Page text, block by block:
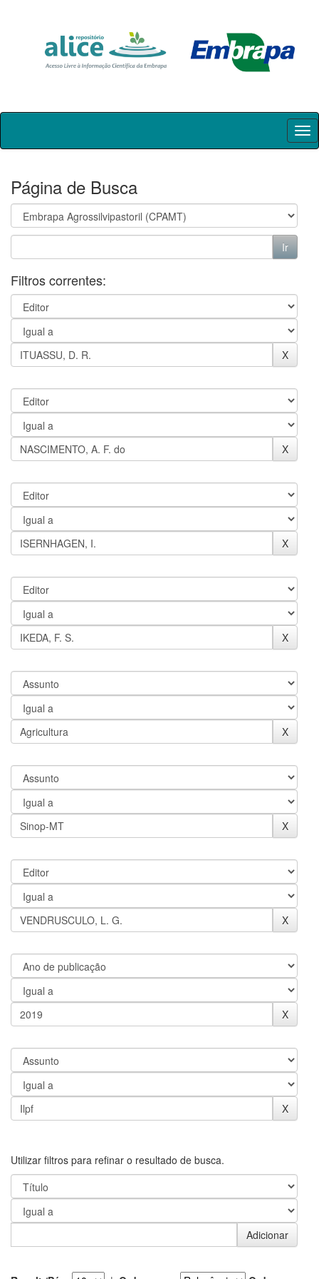
Skip
Página de Busca
Filtros correntes:
Utilizar filtros para refinar o resultado de busca.